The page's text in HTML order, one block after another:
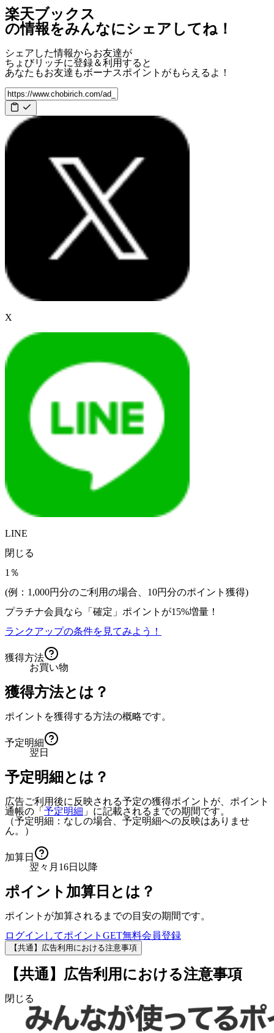
楽天ブックス
の情報をみんなにシェアしてね！
シェアした情報からお友達が
ちょびリッチに登録＆利用すると
あなたもお友達もボーナスポイント がもらえるよ！
X
LINE
閉じる
1％
(例：1,000円分のご利用の場合、 10円分のポイント獲得)
プラチナ会員なら
「確定」 ポイントが15%増量！
ランクアップの条件を見てみよう！
獲得方法
お買い物
獲得方法とは？
ポイントを獲得する方法の概略です。
予定明細
翌日
予定明細とは？
広告ご利用後に反映される予定の獲得ポイントが、ポイント
通帳の「 予定明細 」に記載されるまでの期間です。
（予定明細：なしの場合、予定明細への反映はありませ
ん。）
加算日
翌々月16日以降
ポイント加算日とは？
ポイントが加算されるまでの目安の期間です。
ログインしてポイントGET無料会員登録
【共通】広告利用における注意事項
【共通】広告利用における注意事項
閉じる